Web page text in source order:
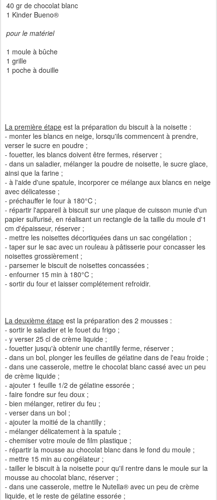
40 gr de chocolat blanc
1 Kinder Bueno®
pour le matériel
1 moule à bûche
1 grille
1 poche à douille
La première étape est la préparation du biscuit à la noisette :
- monter les blancs en neige, lorsqu'ils commencent à prendre,
verser le sucre en poudre ;
- fouetter, les blancs doivent être fermes, réserver ;
- dans un saladier, mélanger la poudre de noisette, le sucre glace,
ainsi que la farine ;
- à l'aide d'une spatule, incorporer ce mélange aux blancs en neige
avec délicatesse ;
- préchauffer le four à 180°C ;
- répartir l'appareil à biscuit sur une plaque de cuisson munie d'un
papier sulfurisé, en réalisant un rectangle de la taille du moule d'1
cm d'épaisseur, réserver ;
- mettre les noisettes décortiquées dans un sac congélation ;
- taper sur le sac avec un rouleau à pâtisserie pour concasser les
noisettes grossièrement ;
- parsemer le biscuit de noisettes concassées ;
- enfourner 15 min à 180°C ;
- sortir du four et laisser complétement refroidir.
La deuxième étape est la préparation des 2 mousses :
- sortir le saladier et le fouet du frigo ;
- y verser 25 cl de crème liquide ;
- fouetter jusqu'à obtenir une chantilly ferme, réserver ;
- dans un bol, plonger les feuilles de gélatine dans de l'eau froide ;
- dans une casserole, mettre le chocolat blanc cassé avec un peu
de crème liquide ;
- ajouter 1 feuille 1/2 de gélatine essorée ;
- faire fondre sur feu doux ;
- bien mélanger, retirer du feu ;
- verser dans un bol ;
- ajouter la moitié de la chantilly ;
- mélanger délicatement à la spatule ;
- chemiser votre moule de film plastique ;
- répartir la mousse au chocolat blanc dans le fond du moule ;
- mettre 15 min au congélateur ;
- tailler le biscuit à la noisette pour qu'il rentre dans le moule sur la
mousse au chocolat blanc, réserver ;
- dans une casserole, mettre le Nutella® avec un peu de crème
liquide, et le reste de gélatine essorée ;